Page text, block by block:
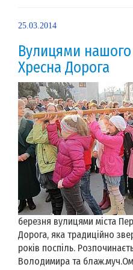
25.03.2014
Вулицями
Хресна Дорога
березня вулицями міста
Дорога, яка традиційно
років поспіль.
Володимира та